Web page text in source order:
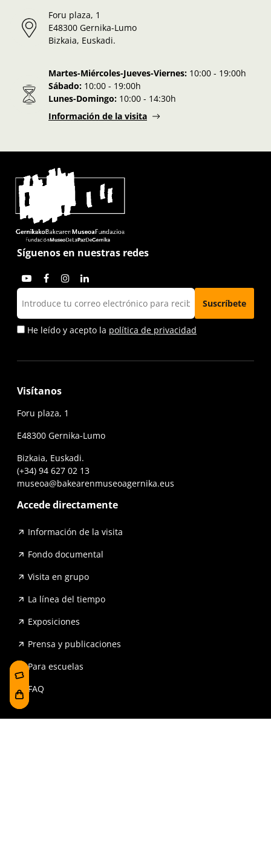
Foru plaza, 1
E48300 Gernika-Lumo
Bizkaia, Euskadi.
Martes-Miércoles-Jueves-Viernes: 10:00 - 19:00h
Sábado: 10:00 - 19:00h
Lunes-Domingo: 10:00 - 14:30h
Información de la visita
Síguenos en nuestras redes
He leído y acepto la política de privacidad
Visítanos
Foru plaza, 1
E48300 Gernika-Lumo
Bizkaia, Euskadi.
(+34) 94 627 02 13
museoa@bakearenmuseoagernika.eus
Accede directamente
Información de la visita
Fondo documental
Visita en grupo
La línea del tiempo
Exposiciones
Prensa y publicaciones
Para escuelas
FAQ